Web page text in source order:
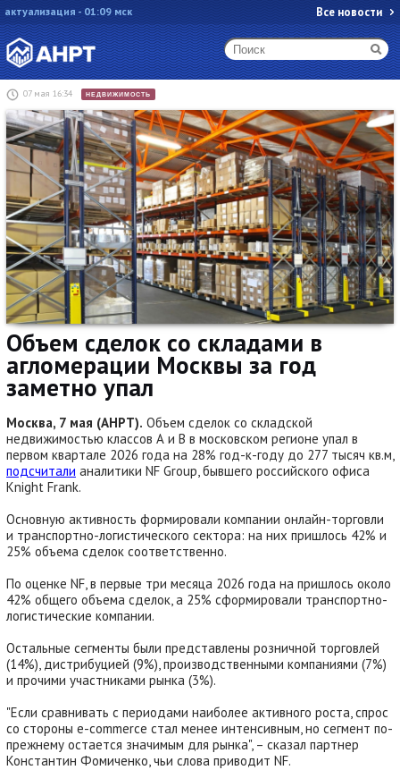
актуализация - 01:09 мск Все новости
07 мая 16:34 НЕДВИЖИМОСТЬ
Объем сделок со складами в
агломерации Москвы за год
заметно упал
Москва, 7 мая (АНРТ). Объем сделок со складской
недвижимостью классов А и В в московском регионе упал в
первом квартале 2026 года на 28% год-к-году до 277 тысяч кв.м,
подсчитали аналитики NF Group, бывшего российского офиса
Knight Frank.
Основную активность формировали компании онлайн-торговли
и транспортно-логистического сектора: на них пришлось 42% и
25% объема сделок соответственно.
По оценке NF, в первые три месяца 2026 года на пришлось около
42% общего объема сделок, а 25% сформировали транспортно-
логистические компании.
Остальные сегменты были представлены розничной торговлей
(14%), дистрибуцией (9%), производственными компаниями (7%)
и прочими участниками рынка (3%).
"Если сравнивать с периодами наиболее активного роста, спрос
со стороны e-commerce стал менее интенсивным, но сегмент по-
прежнему остается значимым для рынка", – сказал партнер
Константин Фомиченко, чьи слова приводит NF.